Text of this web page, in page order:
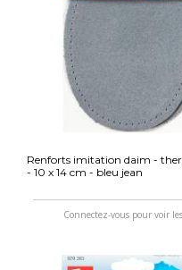
Renforts imitation daim -
- 10 x 14 cm - bleu jean
Connectez-vous pour voir